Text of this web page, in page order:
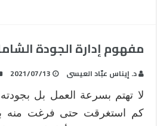
مفهوم إدارة الجودة
د. إيناس عبّاد العيسى 2021/07/13
لا تهتم بسرعة العمل بل
كم استغرقت حتى فرغت منه